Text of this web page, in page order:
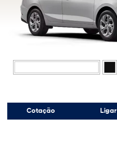
Cotação Ligar